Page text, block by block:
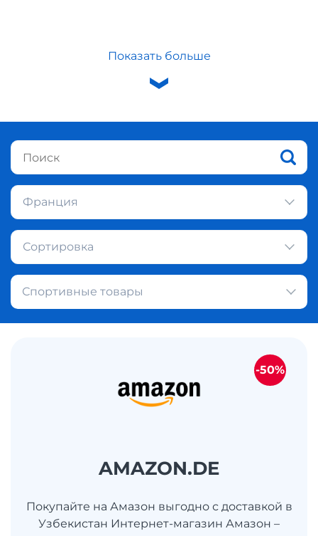
Показать больше
Франция
Сортировка
Спортивные товары
AMAZON.DE
Покупайте на Амазон выгодно с доставкой в
Узбекистан Интернет-магазин Амазон –
-50%